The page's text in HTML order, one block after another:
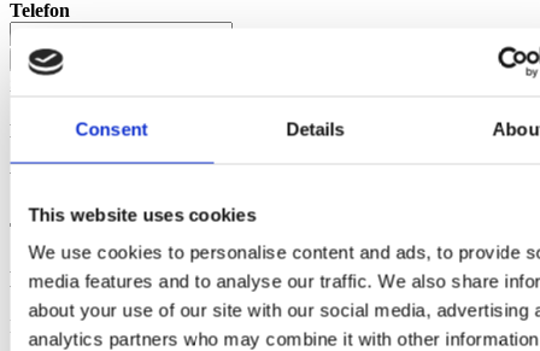
Consent Details
This website uses cookies
We use cookies to personalise content and ads, to provide
media features and to analyse our traffic. We also share
about your use of our site with our social media, advertising
analytics partners who may combine it with other
Telefon
Start din demo
Din demo-løsning oprettes
Vent venligst ...
Tillykke - din demo-løsning er klar
Login sendes til din email indenfor 5 minutter
Et link med login til din demo-løsning er nu sendt til din mail.